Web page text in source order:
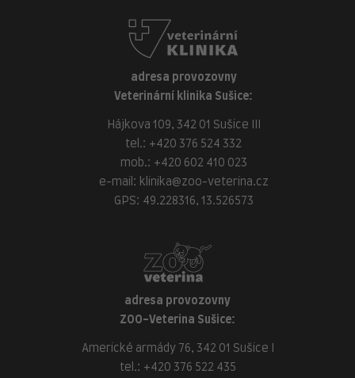
adresa provozovny
Veterinární klinika Sušice:
Hájkova 109, 342 01 Sušice III
tel.: +420 376 524 332
mob.: +420 602 410 023
e-mail: klinika@zoo-veterina.cz
GPS: 49.228316, 13.526573
adresa provozovny
ZOO-Veterina Sušice:
Americké armády 76, 342 01 Sušice I
tel.: +420 376 522 435